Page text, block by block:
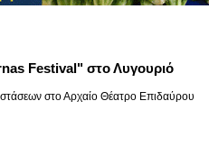
Festival" στο Λυγουριό
στο Αρχαίο Θέατρο Επιδαύρου